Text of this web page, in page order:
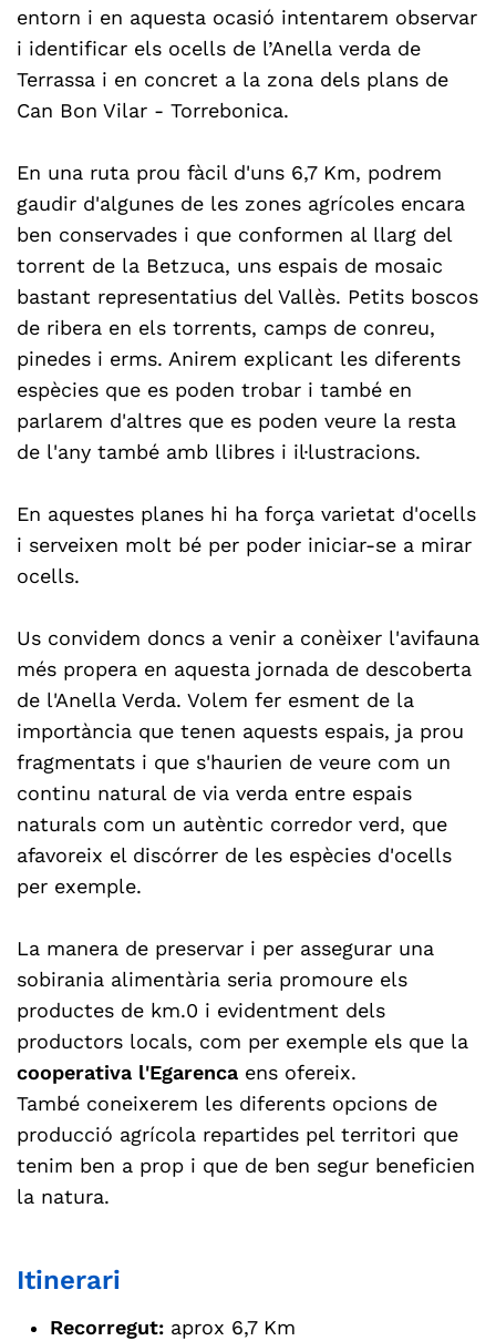
entorn i en aquesta ocasió intentarem observar
i identificar els ocells de l’Anella verda de
Terrassa i en concret a la zona dels plans de
Can Bon Vilar - Torrebonica.
En una ruta prou fàcil d'uns 6,7 Km, podrem
gaudir d'algunes de les zones agrícoles encara
ben conservades i que conformen al llarg del
torrent de la Betzuca, uns espais de mosaic
bastant representatius del Vallès. Petits boscos
de ribera en els torrents, camps de conreu,
pinedes i erms. Anirem explicant les diferents
espècies que es poden trobar i també en
parlarem d'altres que es poden veure la resta
de l'any també amb llibres i il·lustracions.
En aquestes planes hi ha força varietat d'ocells
i serveixen molt bé per poder iniciar-se a mirar
ocells.
Us convidem doncs a venir a conèixer l'avifauna
més propera en aquesta jornada de descoberta
de l'Anella Verda. Volem fer esment de la
importància que tenen aquests espais, ja prou
fragmentats i que s'haurien de veure com un
continu natural de via verda entre espais
naturals com un autèntic corredor verd, que
afavoreix el discórrer de les espècies d'ocells
per exemple.
La manera de preservar i per assegurar una
sobirania alimentària seria promoure els
productes de km.0 i evidentment dels
productors locals, com per exemple els que la
cooperativa l'Egarenca ens ofereix.
També coneixerem les diferents opcions de
producció agrícola repartides pel territori que
tenim ben a prop i que de ben segur beneficien
la natura.
Itinerari
Recorregut: aprox 6,7 Km